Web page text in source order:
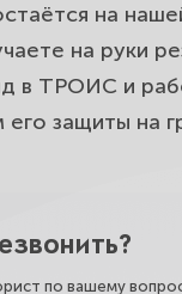
на
на руки
в ТРОИС и
его защиты на
по вашему